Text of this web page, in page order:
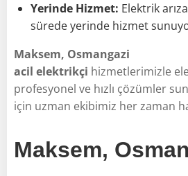
Yerinde Hizmet: Elektrik
sürede yerinde hizmet
Maksem, Osmangazi
acil elektrikçi hizmetlerimizle
profesyonel ve hızlı çözümler
için uzman ekibimiz her zaman
Maksem,